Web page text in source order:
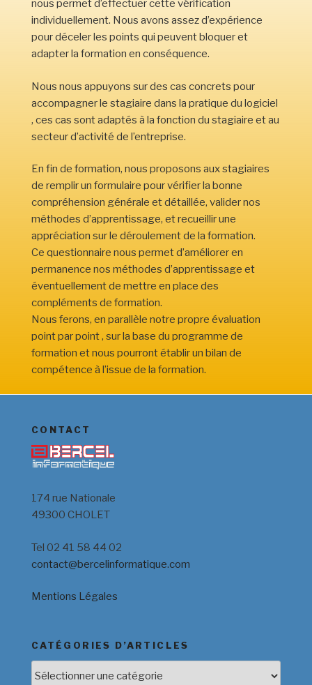
nous permet d’effectuer cette vérification
individuellement. Nous avons assez d’expérience
pour déceler les points qui peuvent bloquer et
adapter la formation en conséquence.
Nous nous appuyons sur des cas concrets pour
accompagner le stagiaire dans la pratique du logiciel
, ces cas sont adaptés à la fonction du stagiaire et au
secteur d’activité de l’entreprise.
En fin de formation, nous proposons aux stagiaires
de remplir un formulaire pour vérifier la bonne
compréhension générale et détaillée, valider nos
méthodes d’apprentissage, et recueillir une
appréciation sur le déroulement de la formation.
Ce questionnaire nous permet d’améliorer en
permanence nos méthodes d’apprentissage et
éventuellement de mettre en place des
compléments de formation.
Nous ferons, en parallèle notre propre évaluation
point par point , sur la base du programme de
formation et nous pourront établir un bilan de
compétence à l’issue de la formation.
CONTACT
174 rue Nationale
49300 CHOLET
Tel 02 41 58 44 02
contact@bercelinformatique.com
Mentions Légales
CATÉGORIES D’ARTICLES